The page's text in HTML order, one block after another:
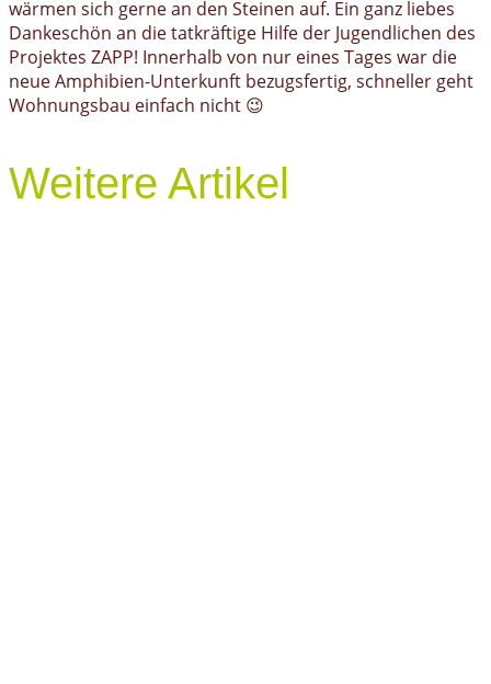
wärmen sich gerne an den Steinen auf. Ein ganz liebes
Dankeschön an die tatkräftige Hilfe der Jugendlichen des
Projektes ZAPP! Innerhalb von nur eines Tages war die
neue Amphibien-Unterkunft bezugsfertig, schneller geht
Wohnungsbau einfach nicht 😉
Weitere Artikel